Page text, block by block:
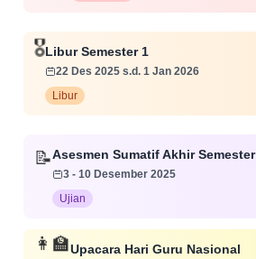
🎖️Libur Semester 1
22 Des 2025 s.d. 1 Jan 2026
Libur
📝Asesmen Sumatif Akhir Semester
3 - 10 Desember 2025
Ujian
👩‍🏫Upacara Hari Guru Nasional